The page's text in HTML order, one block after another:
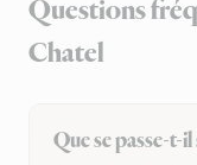
Questions
Chatel
Que se passe-t-